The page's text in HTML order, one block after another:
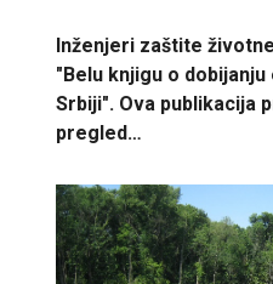
Inženjeri zaštite
"Belu knjigu o
Srbiji". Ova publikacija
pregled…